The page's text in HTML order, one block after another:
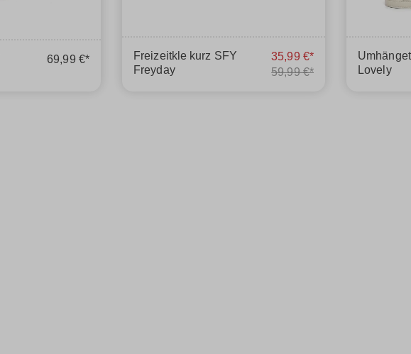
69,99 €*
Freizeitkle kurz SFY
Freyday
35,99 €*
59,99 €*
Lovely